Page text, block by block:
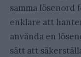
samma lösenord
enklare att
använda en
sätt att